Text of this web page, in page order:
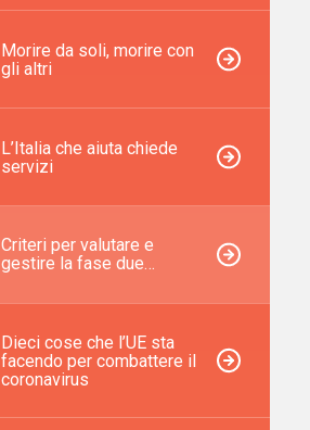
Morire da soli, morire con
gli altri
L’Italia che aiuta chiede
servizi
Criteri per valutare e
gestire la fase due…
Dieci cose che l’UE sta
facendo per combattere il
coronavirus